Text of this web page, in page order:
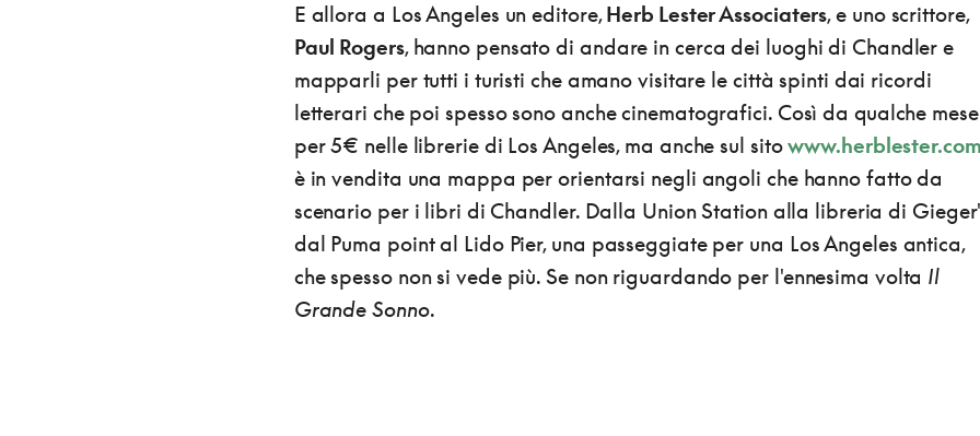
E allora a Los Angeles un editore,Herb Lester Associaters, e uno scrittore,
Paul Rogers, hanno pensato di andare in cerca dei luoghi di Chandler e
mapparli per tutti i turisti che amano visitare le città spinti dai ricordi
letterari che poi spesso sono anche cinematografici. Così da qualche mese
per 5€ nelle librerie di Los Angeles, ma anche sul sito
è in vendita una mappa per orientarsi negli angoli che hanno fatto da
scenario per i libri di Chandler. Dalla Union Station alla libreria di
dal Puma point al Lido Pier, una passeggiate per una Los Angeles antica,
che spesso non si vede più. Se non riguardando per l'ennesima volta Il
Grande Sonno.